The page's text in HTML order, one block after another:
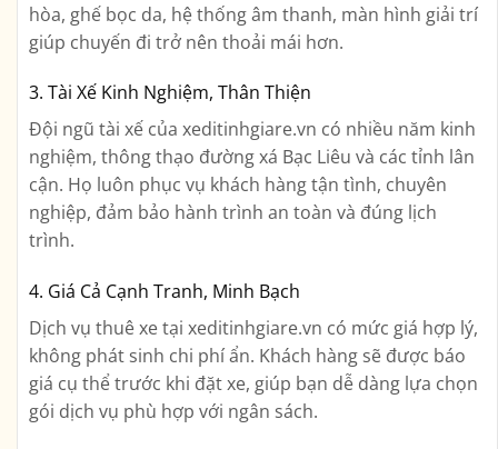
hòa, ghế bọc da, hệ thống âm thanh, màn hình giải trí
giúp chuyến đi trở nên thoải mái hơn.
3. Tài Xế Kinh Nghiệm, Thân Thiện
Đội ngũ tài xế của xeditinhgiare.vn có nhiều năm kinh
nghiệm, thông thạo đường xá Bạc Liêu và các tỉnh lân
cận. Họ luôn phục vụ khách hàng tận tình, chuyên
nghiệp, đảm bảo hành trình an toàn và đúng lịch
trình.
4. Giá Cả Cạnh Tranh, Minh Bạch
Dịch vụ thuê xe tại xeditinhgiare.vn có mức giá hợp lý,
không phát sinh chi phí ẩn. Khách hàng sẽ được báo
giá cụ thể trước khi đặt xe, giúp bạn dễ dàng lựa chọn
gói dịch vụ phù hợp với ngân sách.